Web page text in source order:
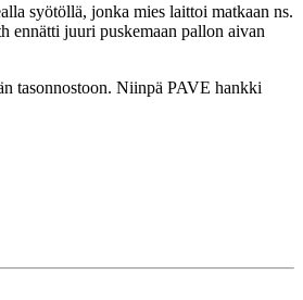
syötöllä, jonka mies laittoi matkaan ns.
ennätti juuri puskemaan pallon aivan
tasonnostoon. Niinpä PAVE hankki